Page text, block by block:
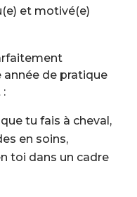
et motivé(e)
année de pratique
tu fais à cheval,
en soins,
toi dans un cadre